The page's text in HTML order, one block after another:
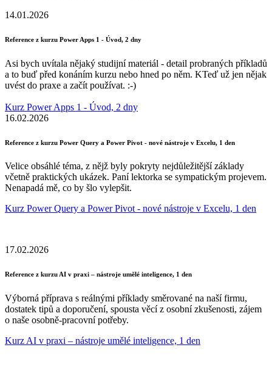
14.01.2026
Reference z kurzu Power Apps 1 - Úvod, 2 dny
Asi bych uvítala nějaký studijní materiál - detail probraných příkladů
a to buď před konáním kurzu nebo hned po něm. KTeď už jen nějak
uvést do praxe a začít používat. :-)
Kurz Power Apps 1 - Úvod, 2 dny
16.02.2026
Reference z kurzu Power Query a Power Pivot - nové nástroje v Excelu, 1 den
Velice obsáhlé téma, z nějž byly pokryty nejdůležitější základy
včetně praktických ukázek. Paní lektorka se sympatickým projevem.
Nenapadá mě, co by šlo vylepšit.
Kurz Power Query a Power Pivot - nové nástroje v Excelu, 1 den
17.02.2026
Reference z kurzu AI v praxi – nástroje umělé inteligence, 1 den
Výborná příprava s reálnými příklady směrované na naší firmu,
dostatek tipů a doporučení, spousta věcí z osobní zkušenosti, zájem
o naše osobně-pracovní potřeby.
Kurz AI v praxi – nástroje umělé inteligence, 1 den